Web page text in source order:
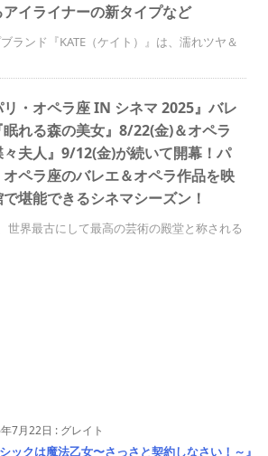
イライナーの新タイプなど
ランド『KATE（ケイト）』は、濡れツヤ＆
リ・オペラ座 IN シネマ 2025』バレ
眠れる森の美女』8/22(金)＆オペラ
々夫人』9/12(金)が続いて開幕！パ
オペラ座のバレエ＆オペラ作品を映
堪能できるシネマシーズン！
世界最古にして最高の芸術の殿堂と称される
7月22日 : グレイト
シックは魔法乙女〜さっさと契約しなさい！～』